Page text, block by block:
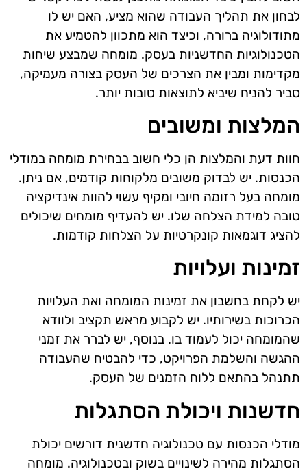
לבחון את תהליך העבודה שהוא מציע, האם יש לו
מתודולוגיה ברורה, וכיצד הוא מתכוון להטמיע את
הטכנולוגיות החדשניות בעסק. מומחה שמבצע שיחות
מקדימות ומבין את הצרכים של העסק בצורה מעמיקה,
סביר להניח שיביא לתוצאות טובות יותר.
המלצות ומשובים
חוות דעת והמלצות הן כלי חשוב בבחירת מומחה במודלי
הכנסות. יש לבדוק משובים מלקוחות קודמים, אם ניתן.
מומחה בעל רזומה חיובי ומקיף עשוי להוות אינדיקציה
טובה למידת הצלחה שלו. יש להעדיף מומחים שיכולים
להציג דוגמאות קונקרטיות על הצלחות קודמות.
זמינות ועלויות
יש לקחת בחשבון את זמינות המומחה ואת העלויות
הכרוכות בשירותיו. יש לקבוע מראש תקציב ולוודא
שהמומחה יכול לעמוד בו. בנוסף, יש לברר את זמני
ההגשה והשלמת הפרויקט, כדי להבטיח שהעבודה
תתנהל בהתאם ללוח הזמנים של העסק.
חדשנות ויכולת הסתגלות
מודלי הכנסות עם טכנולוגיה חדשנית דורשים יכולת
הסתגלות מהירה לשינויים בשוק ובטכנולוגיה. מומחה